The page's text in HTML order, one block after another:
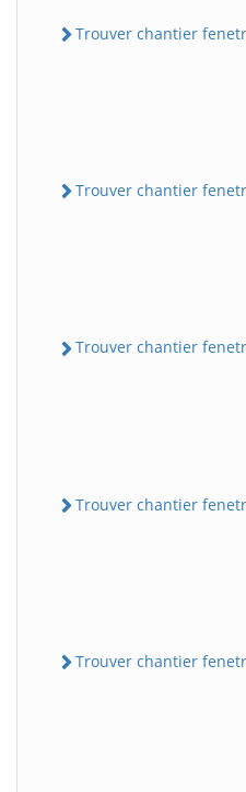
Trouver chantier
Trouver chantier
Trouver chantier
Trouver chantier
Trouver chantier